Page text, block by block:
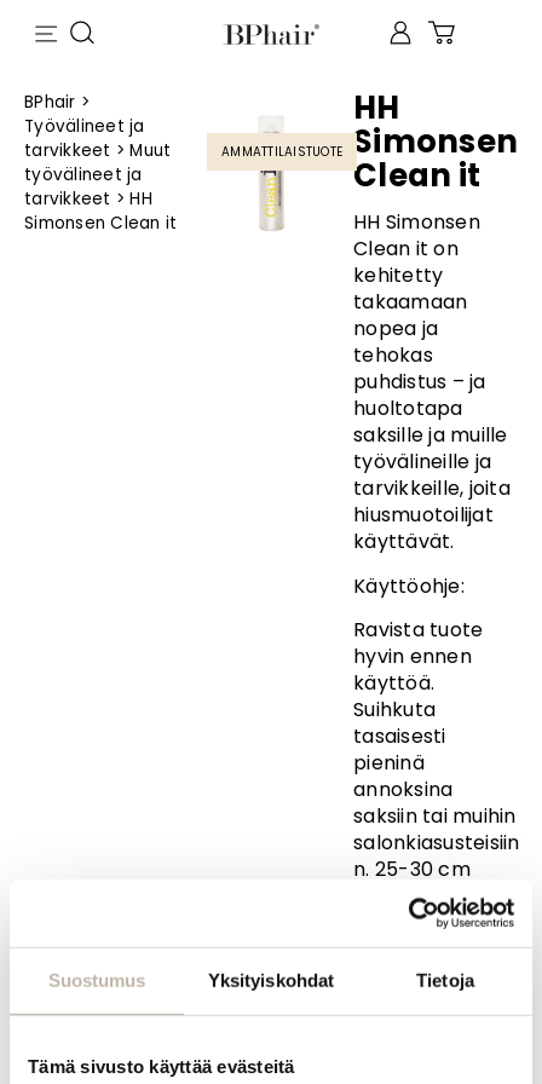
Suostumus Yksityiskohdat Tietoja
Tämä sivusto käyttää evästeitä
BPhair >
Työvälineet ja
tarvikkeet >Muut
työvälineet ja
tarvikkeet >HH
Simonsen Clean it
AMMATTILAISTUOTE
HH
Simonsen
Clean it
HH Simonsen
Clean it on
kehitetty
takaamaan
nopea ja
tehokas
puhdistus – ja
huoltotapa
saksille ja muille
työvälineille ja
tarvikkeille, joita
hiusmuotoilijat
käyttävät.
Käyttöohje:
Ravista tuote
hyvin ennen
käyttöä.
Suihkuta
tasaisesti
pieninä
annoksina
saksiin tai muihin
salonkiasusteisiin
n. 25-30 cm
etäisyydeltä,
varmistaen että
tuote peittää
puhdistettavan